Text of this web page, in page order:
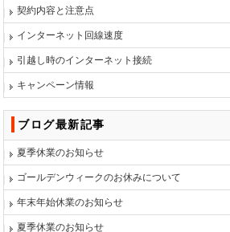
契約内容と注意点
インターネット回線速度
引越し時のインターネット接続
キャンペーン情報
ブログ最新記事
夏季休業のお知らせ
ゴールデンウィークのお休みについて
年末年始休業のお知らせ
夏季休業のお知らせ